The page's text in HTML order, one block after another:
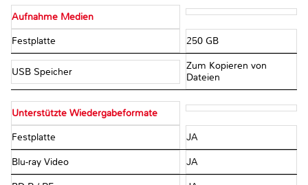
Aufnahme Medien
Festplatte 250 GB
USB Speicher
Zum Kopieren von
Dateien
Unterstützte Wiedergabeformate
Festplatte JA
Blu-ray Video JA